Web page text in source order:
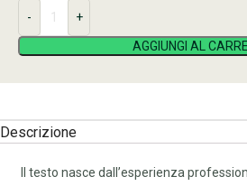
AGGIUNGI AL
Descrizione
Il testo nasce dall’esperienza